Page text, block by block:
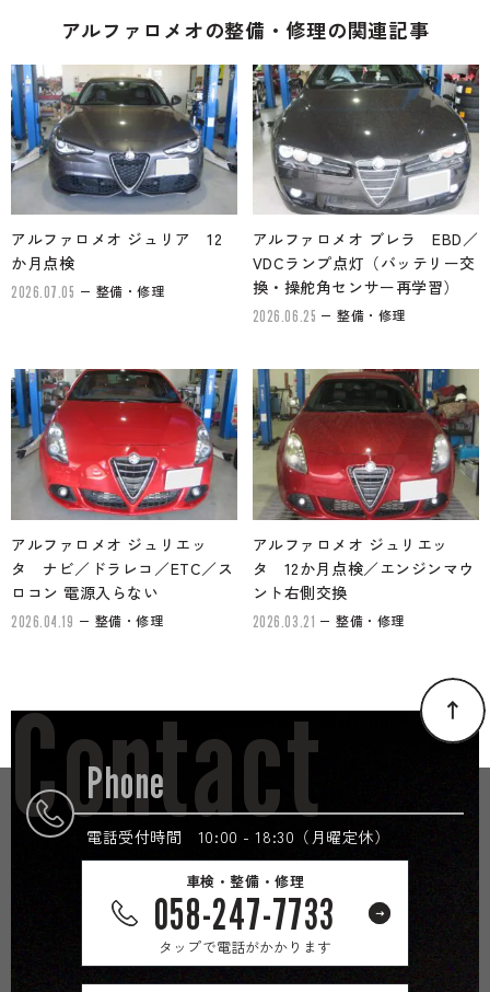
アルファロメオの整備・修理の関連記事
アルファロメオ ジュリア 12
か月点検
2026.07.05 整備・修理
アルファロメオ ブレラ EBD／
VDCランプ点灯（バッテリー交
換・操舵角センサー再学習）
2026.06.25 整備・修理
アルファロメオ ジュリエッ
タ ナビ／ドラレコ／ETC／ス
ロコン 電源入らない
2026.04.19 整備・修理
アルファロメオ ジュリエッ
タ 12か月点検／エンジンマウ
ント右側交換
2026.03.21 整備・修理
Phone
電話受付時間 10:00 - 18:30（月曜定休）
車検・整備・修理
058-247-7733
タップで電話がかかります
Contact